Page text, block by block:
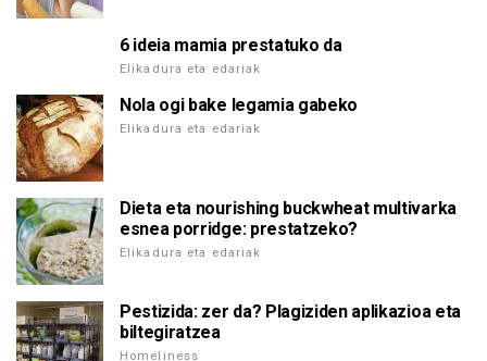
6 ideia mamia prestatuko da
Elikadura eta edariak
Nola ogi bake legamia gabeko
Elikadura eta edariak
Dieta eta nourishing buckwheat multivarka
esnea porridge: prestatzeko?
Elikadura eta edariak
Pestizida: zer da? Plagiziden aplikazioa eta
biltegiratzea
Homeliness